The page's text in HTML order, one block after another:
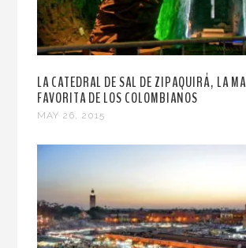
LA CATEDRAL DE SAL DE ZIPAQUIRÁ, LA
FAVORITA DE LOS COLOMBIANOS
MAY 26, 2015